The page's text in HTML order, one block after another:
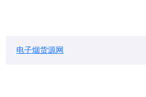
电子烟货源网